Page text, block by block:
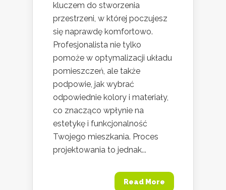
kluczem do stworzenia
przestrzeni, w której poczujesz
się naprawdę komfortowo.
Profesjonalista nie tylko
pomoże w optymalizacji układu
pomieszczeń, ale także
podpowie, jak wybrać
odpowiednie kolory i materiały,
co znacząco wpłynie na
estetykę i funkcjonalność
Twojego mieszkania. Proces
projektowania to jednak...
Read More